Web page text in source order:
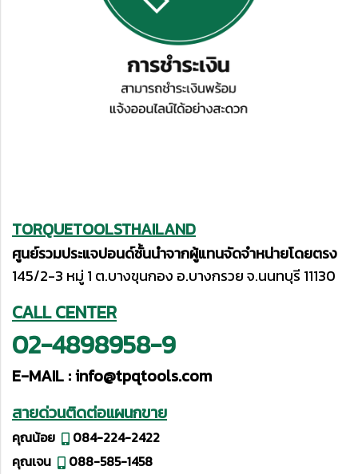
TORQUETOOLSTHAILAND
ศูนย์รวมประแจปอนด์ชั้นนำจากผู้แทนจัดจำหน่ายโดยตรง
145/2-3 หมู่ 1 ต.บางขุนกอง อ.บางกรวย จ.นนทบุรี 11130
CALL CENTER
02-4898958-9
E-MAIL :info@tpqtools.com
สายด่วนติดต่อแผนกขาย
คุณน้อย
084-224-2422
คุณเจน
088-585-1458